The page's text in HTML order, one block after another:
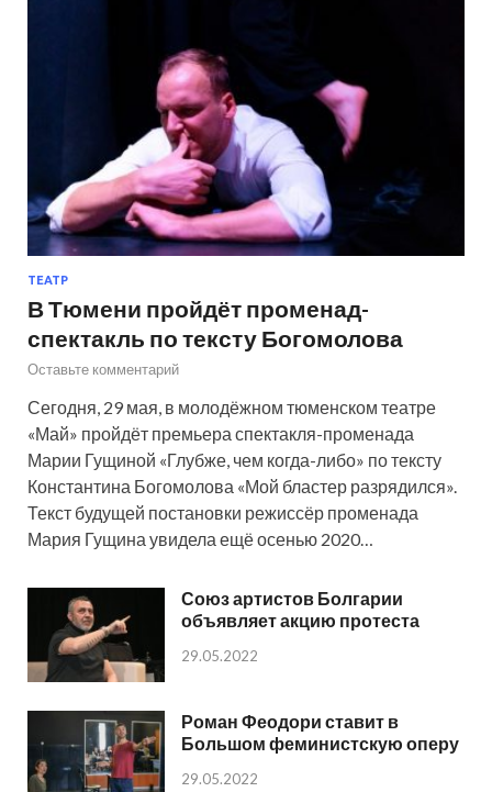
ТЕАТР
В Тюмени пройдёт променад-
спектакль по тексту Богомолова
Оставьте комментарий
Сегодня, 29 мая, в молодёжном тюменском театре
«Май» пройдёт премьера спектакля-променада
Марии Гущиной «Глубже, чем когда-либо» по тексту
Константина Богомолова «Мой бластер разрядился».
Текст будущей постановки режиссёр променада
Мария Гущина увидела ещё осенью 2020…
Союз артистов Болгарии
объявляет акцию протеста
29.05.2022
Роман Феодори ставит в
Большом феминистскую оперу
29.05.2022